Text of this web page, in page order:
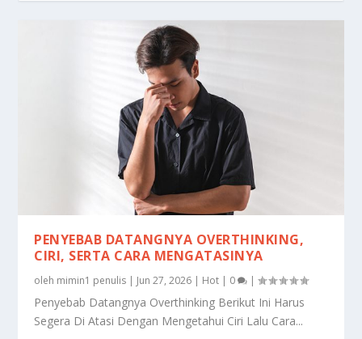
PENYEBAB DATANGNYA OVERTHINKING,
CIRI, SERTA CARA MENGATASINYA
oleh mimin1 penulis Jun 27, 2026 Hot 0 |
Penyebab Datangnya Overthinking Berikut Ini Harus
Segera Di Atasi Dengan Mengetahui Ciri Lalu Cara...